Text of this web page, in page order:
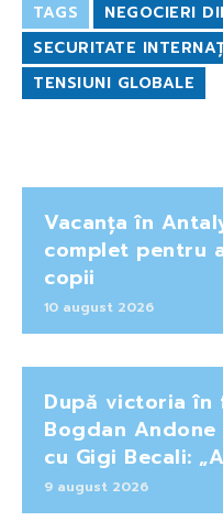
TAGS
NEGOCIERI
SECURITATE
TENSIUNI GLOBALE
Vacanța în
complet pentru
copii
10 august 2026
După victoria în
Bogdan
cu Gigi Becali:
9 august 2026